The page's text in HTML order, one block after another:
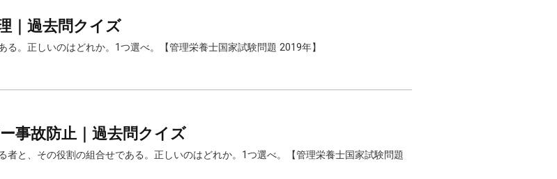
｜過去問クイズ
。正しいのはどれか。1つ選べ。【管理栄養士国家試験問題 2019年】
事故防止｜過去問クイズ
と、その役割の組合せである。正しいのはどれか。1つ選べ。【管理栄養士国家試験問題